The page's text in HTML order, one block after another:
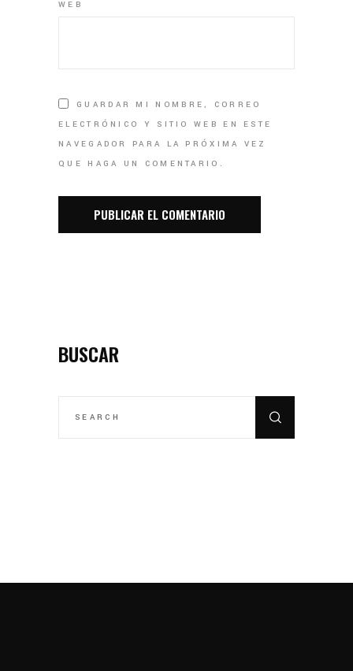
WEB
GUARDAR MI NOMBRE, CORREO
ELECTRÓNICO Y SITIO WEB EN ESTE
NAVEGADOR PARA LA PRÓXIMA VEZ
QUE HAGA UN COMENTARIO.
BUSCAR